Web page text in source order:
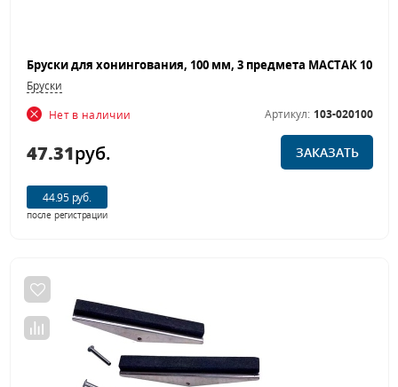
Бруски
Нет в наличии
Артикул: 103-020100
47.31руб. ЗАКАЗАТЬ
44.95 руб.
после регистрации